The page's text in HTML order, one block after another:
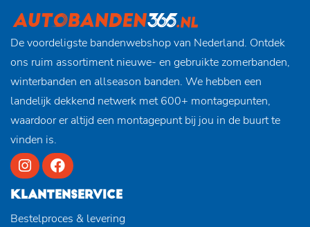
De voordeligste bandenwebshop van Nederland. Ontdek
ons ruim assortiment nieuwe- en gebruikte zomerbanden,
winterbanden en allseason banden. We hebben een
landelijk dekkend netwerk met 600+ montagepunten,
waardoor er altijd een montagepunt bij jou in de buurt te
vinden is.
KLANTENSERVICE
Bestelproces & levering